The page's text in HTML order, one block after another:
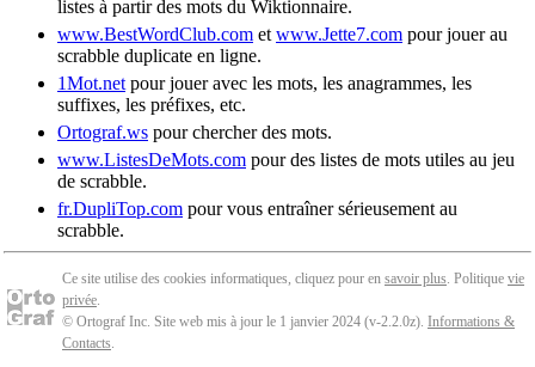
listes à partir des mots du Wiktionnaire.
www.BestWordClub.com et www.Jette7.com pour jouer au
scrabble duplicate en ligne.
1Mot.net pour jouer avec les mots, les anagrammes, les
suffixes, les préfixes, etc.
Ortograf.ws pour chercher des mots.
www.ListesDeMots.com pour des listes de mots utiles au jeu
de scrabble.
fr.DupliTop.com pour vous entraîner sérieusement au
scrabble.
Ce site utilise des cookies informatiques, cliquez pour en savoir plus. Politique vie
privée.
© Ortograf Inc. Site web mis à jour le 1 janvier 2024 (v-2.2.0z). Informations &
Contacts.